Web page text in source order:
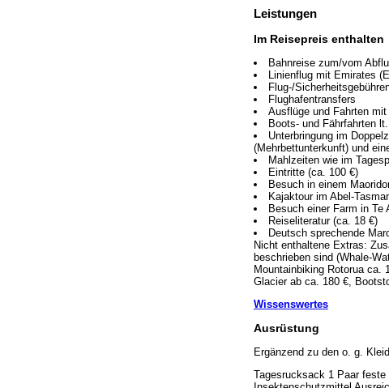
Leistungen
Im Reisepreis enthalten
Bahnreise zum/vom
Linienflug mit Emirates
Flug-/
Flughafentransfers
Ausflüge und Fahrten
Boots- und Fährfahrten
Unterbringung im
(Mehrbettunterkunft) und
Mahlzeiten wie im
Eintritte (ca. 100 €)
Besuch in einem
Kajaktour im Abel-
Besuch einer Farm in Te
Reiseliteratur (ca. 18 €)
Deutsch sprechende
Nicht enthaltene Extras:
beschrieben sind (Whale-
Mountainbiking Rotorua ca.
Glacier ab ca. 180 €,
Wissenswertes
Ausrüstung
Ergänzend zu den o. g.
Tagesrucksack 1 Paar